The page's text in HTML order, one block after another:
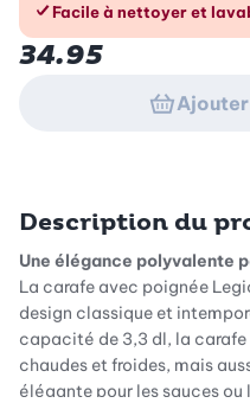
Facile à nettoyer et
34.95
Description du
Une élégance polyvalente
La carafe avec poignée
design classique et
capacité de 3,3 dl, la
chaudes et froides, mais
élégante pour les sauces